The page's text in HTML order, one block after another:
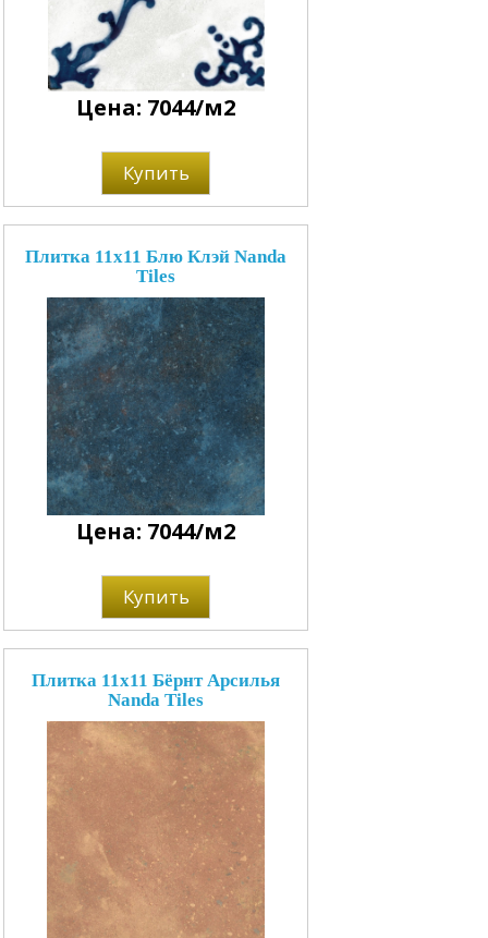
Цена: 7044/м2
Купить
Плитка 11x11 Блю Клэй Nanda
Tiles
Цена: 7044/м2
Купить
Плитка 11x11 Бёрнт Арсилья
Nanda Tiles